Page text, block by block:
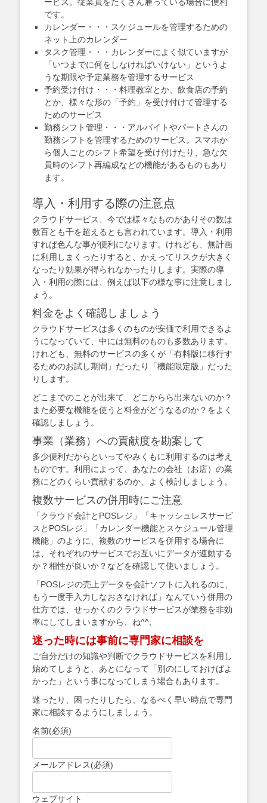
です。
カレンダー・・・スケジュールを管理するための
ネット上のカレンダー
タスク管理・・・カレンダーによく似ていますが
「いつまでに何をしなければいけない」というよ
うな期限や予定業務を管理するサービス
予約受け付け・・・料理教室とか、飲食店の予約
とか、様々な形の「予約」を受け付けて管理する
ためのサービス
勤務シフト管理・・・アルバイトやパートさんの
勤務シフトを管理するためのサービス。スマホか
ら個人ごとのシフト希望を受け付けたり、急な欠
員時のシフト再編成などの機能があるものもあり
ます。
導入・利用する際の注意点
クラウドサービス、今では様々なものがありその数は
数百とも千を超えるとも言われています。導入・利用
すれば色んな事が便利になります。けれども、無計画
に利用しまくったりすると、かえってリスクが大きく
なったり効果が得られなかったりします。実際の導
入・利用の際には、例えば以下の様な事に注意しまし
ょう。
料金をよく確認しましょう
クラウドサービスは多くのものが安価で利用できるよ
うになっていて、中には無料のものも多数あります。
けれども、無料のサービスの多くが「有料版に移行す
るためのお試し期間」だったり「機能限定版」だった
りします。
どこまでのことが出来て、どこからら出来ないのか？
また必要な機能を使うと料金がどうなるのか？をよく
確認しましょう。
事業（業務）への貢献度を勘案して
多少便利だからといってやみくもに利用するのは考え
ものです。利用によって、あなたの会社（お店）の業
務にどのくらい貢献するのか、よく検討しましょう。
複数サービスの併用時にご注意
「クラウド会計とPOSレジ」「キャッシュレスサービ
スとPOSレジ」「カレンダー機能とスケジュール管理
機能」のように、複数のサービスを併用する場合に
は、それぞれのサービスでお互いにデータが連動する
か？相性が良いか？などを確認して使いましょう。
「POSレジの売上データを会計ソフトに入れるのに、
もう一度手入力しなおさなければ」なんていう併用の
仕方では、せっかくのクラウドサービスが業務を非効
率にしてしまいますから、ね^^;
迷った時には事前に専門家に相談を
ご自分だけの知識や判断でクラウドサービスを利用し
始めてしまうと、あとになって「別のにしておけばよ
かった」という事になってしまう場合もあります。
迷ったり、困ったりしたら、なるべく早い時点で専門
家に相談するようにしましょう。
名前(必須)
メールアドレス(必須)
ウェブサイト